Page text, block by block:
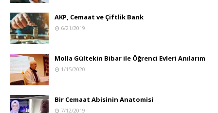
AKP, Cemaat ve Çiftlik Bank
6/21/2019
Molla Gültekin Bibar ile Öğrenci Evleri Anılarım
1/15/2020
Bir Cemaat Abisinin Anatomisi
7/12/2019